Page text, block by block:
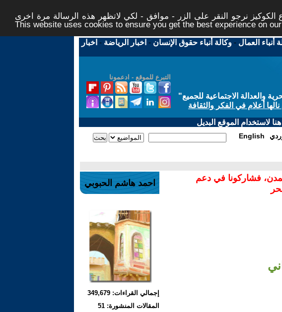
نرجو النقر على الزر - موافق - لكي لاتظهر هذه الرسالة مرة اخرى -
This website uses cookies to ensure you get the best experience on
أنباء العمال -وكالة أنباء حقوق الإنسان - اخبار الرياضة - اخبار
التبرع للموقع - ادعمونا
الاجتماعية للجميع"
أعلام في الفكر والثقافة
لاستخدام الموقع البديل
English
فشاركونا في دعم
احمد هاشم الحبوبي
إجمالي القراءات: 349,679
المقالات المنشورة: 51